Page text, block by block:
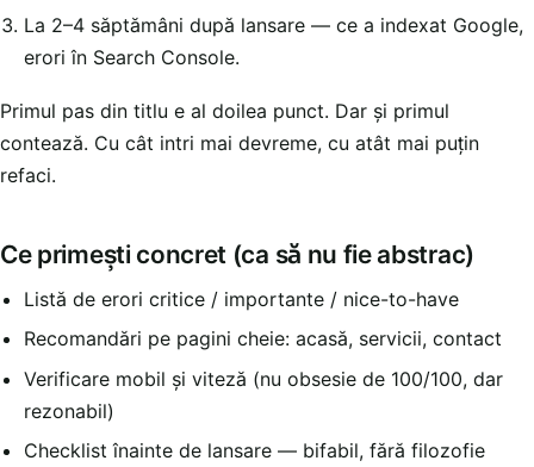
La 2–4 săptămâni după lansare — ce a indexat Google,
erori în Search Console.
Primul pas din titlu e al doilea punct. Dar și primul
contează. Cu cât intri mai devreme, cu atât mai puțin
refaci.
Ce primești concret (ca să nu fie abstrac)
Listă de erori critice / importante / nice-to-have
Recomandări pe pagini cheie: acasă, servicii, contact
Verificare mobil și viteză (nu obsesie de 100/100, dar
rezonabil)
Checklist înainte de lansare — bifabil, fără filozofie